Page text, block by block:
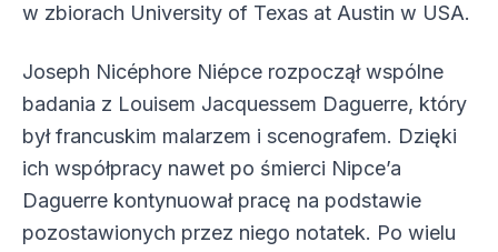
w zbiorach University of Texas at Austin w USA.
Joseph Nicéphore Niépce rozpoczął wspólne
badania z Louisem Jacquessem Daguerre, który
był francuskim malarzem i scenografem. Dzięki
ich współpracy nawet po śmierci Nipce’a
Daguerre kontynuował pracę na podstawie
pozostawionych przez niego notatek. Po wielu